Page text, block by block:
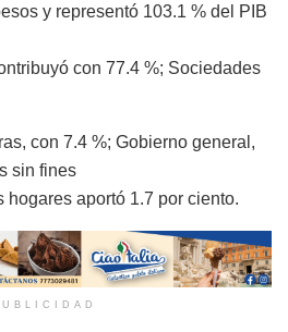
y representó 103.1 % del PIB
con 77.4 %; Sociedades
con 7.4 %; Gobierno general,
sin fines
hogares aportó 1.7 por ciento.